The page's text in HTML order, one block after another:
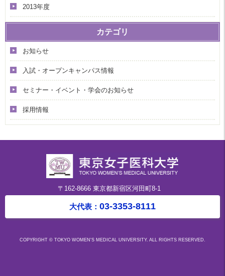
2013年度
カテゴリ
お知らせ
入試・オープンキャンパス情報
セミナー・イベント・学会のお知らせ
採用情報
〒162-8666 東京都新宿区河田町8-1
大代表： 03-3353-8111
COPYRIGHT © TOKYO WOMEN'S MEDICAL UNIVERSITY. ALL RIGHTS RESERVED.